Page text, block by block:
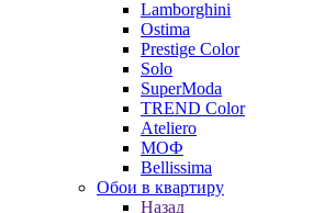
Lamborghini
Ostima
Prestige Color
Solo
SuperModa
TREND Color
Ateliero
МОФ
Bellissima
Обои в квартиру
Назад